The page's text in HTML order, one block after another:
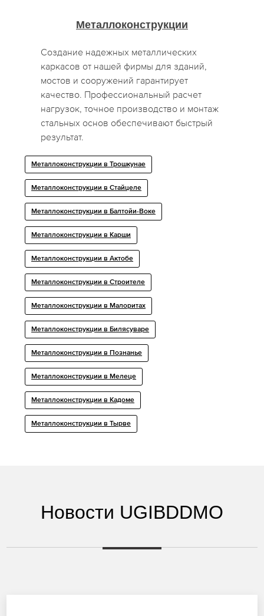
Металлоконструкции
Создание надежных металлических
каркасов от нашей фирмы для зданий,
мостов и сооружений гарантирует
качество. Профессиональный расчет
нагрузок, точное производство и монтаж
стальных основ обеспечивают быстрый
результат.
Металлоконструкции в Трошкунае
Металлоконструкции в Стайцеле
Металлоконструкции в Балтойи-Воке
Металлоконструкции в Карши
Металлоконструкции в Актобе
Металлоконструкции в Строителе
Металлоконструкции в Малоритах
Металлоконструкции в Билясуваре
Металлоконструкции в Познанье
Металлоконструкции в Мелеце
Металлоконструкции в Кадоме
Металлоконструкции в Тырве
Новости UGIBDDMO